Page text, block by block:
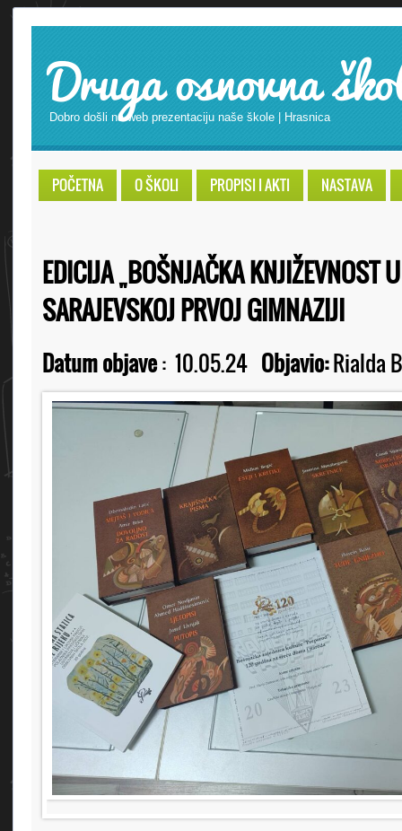
Druga osnovna
Dobro došli na web prezentaciju naše škole | Hrasnica
POČETNA O ŠKOLI PROPISI I AKTI NASTAVA
EDICIJA „BOŠNJAČKA KNJIŽEVNOST
SARAJEVSKOJ PRVOJ GIMNAZIJI
Datum objave: 10.05.24 Objavio:Rialda